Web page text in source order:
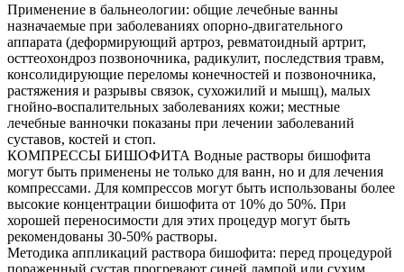
Применение в бальнеологии: общие лечебные ванны
назначаемые при заболеваниях опорно-двигательного
аппарата (деформирующий артроз, ревматоидный артрит,
осттеохондроз позвоночника, радикулит, последствия травм,
консолидирующие переломы конечностей и позвоночника,
растяжения и разрывы связок, сухожилий и мышц), малых
гнойно-воспалительных заболеваниях кожи; местные
лечебные ванночки показаны при лечении заболеваний
суставов, костей и стоп.
КОМПРЕССЫ БИШОФИТА Водные растворы бишофита
могут быть применены не только для ванн, но и для лечения
компрессами. Для компрессов могут быть использованы более
высокие концентрации бишофита от 10% до 50%. При
хорошей переносимости для этих процедур могут быть
рекомендованы 30-50% растворы.
Методика аппликаций раствора бишофита: перед процедурой
пораженный сустав прогревают синей лампой или сухим